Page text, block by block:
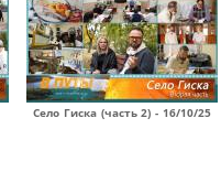
Село Гиска (часть 2) - 16/10/25